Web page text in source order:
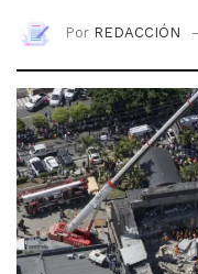
Por REDACCIÓN